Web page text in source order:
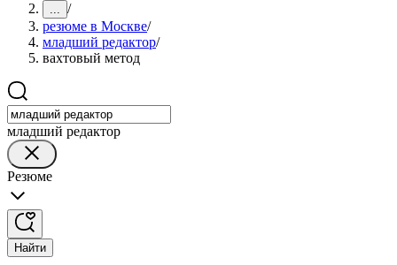
... /
резюме в Москве/
младший редактор/
вахтовый метод
младший редактор
Резюме
Найти